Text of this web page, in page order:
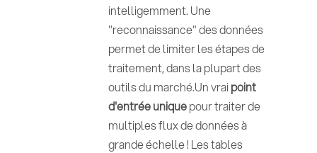
intelligemment. Une
"reconnaissance" des données
permet de limiter les étapes de
traitement, dans la plupart des
outils du marché.Un vrai point
d'entrée uniquepour traiter de
multiples flux de données à
grande échelle ! Les tables